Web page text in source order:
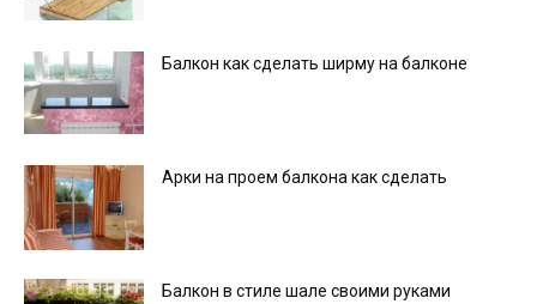
Балкон как сделать ширму на балконе
Арки на проем балкона как сделать
Балкон в стиле шале своими руками